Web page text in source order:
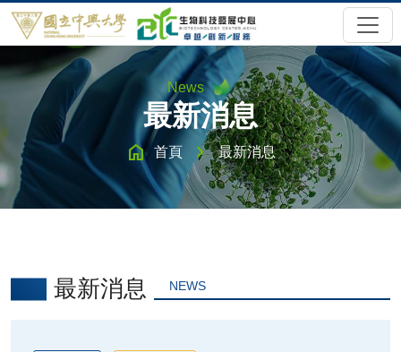
News
最新消息
home 首頁 chevron_right 最新消息
最新消息 NEWS